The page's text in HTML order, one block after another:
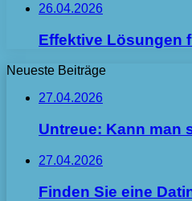
26.04.2026
Effektive Lösungen
Neueste Beiträge
27.04.2026
Untreue: Kann man
27.04.2026
Finden Sie eine